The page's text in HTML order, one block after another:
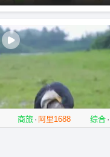
商旅 · 阿里1688 综合 ·